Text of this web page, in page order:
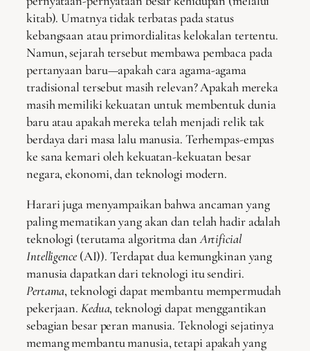
kitab). Umatnya tidak terbatas pada status
kebangsaan atau primordialitas kelokalan tertentu.
Namun, sejarah tersebut membawa pembaca pada
pertanyaan baru—apakah cara agama-agama
tradisional tersebut masih relevan? Apakah mereka
masih memiliki kekuatan untuk membentuk dunia
baru atau apakah mereka telah menjadi relik tak
berdaya dari masa lalu manusia. Terhempas-empas
ke sana kemari oleh kekuatan-kekuatan besar
negara, ekonomi, dan teknologi modern.
Harari juga menyampaikan bahwa ancaman yang
paling mematikan yang akan dan telah hadir adalah
teknologi (terutama algoritma danArtificial
Intelligence(AI)). Terdapat dua kemungkinan yang
manusia dapatkan dari teknologi itu sendiri.
Pertama, teknologi dapat membantu mempermudah
pekerjaan. Kedua, teknologi dapat menggantikan
sebagian besar peran manusia. Teknologi sejatinya
memang membantu manusia, tetapi apakah yang